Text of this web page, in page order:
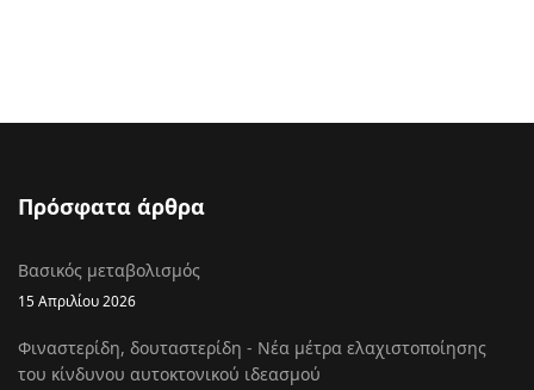
Πρόσφατα άρθρα
Βασικός μεταβολισμός
15 Απριλίου 2026
Φιναστερίδη, δουταστερίδη - Νέα μέτρα ελαχιστοποίησης
του κίνδυνου αυτοκτονικού ιδεασμού